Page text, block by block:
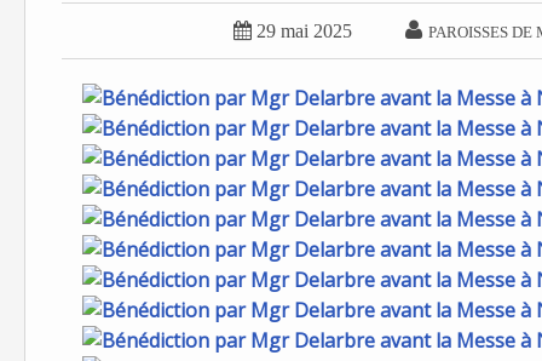
 29 mai 2025  PAROISSES DE